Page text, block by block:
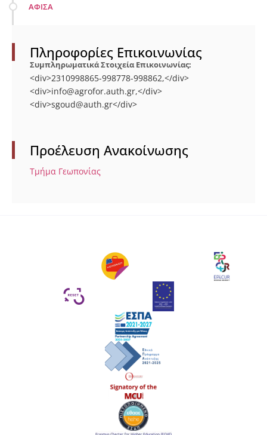
ΑΦΙΣΑ
Πληροφορίες Επικοινωνίας
Συμπληρωματικά Στοιχεία Επικοινωνίας:
<div>2310998865-998778-998862,</div>
<div>info@agrofor.auth.gr,</div>
<div>sgoud@auth.gr</div>
Προέλευση Ανακοίνωσης
Τμήμα Γεωπονίας